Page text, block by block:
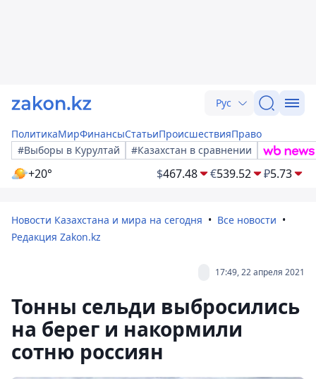
Рус
ПолитикаМирФинансыСтатьиПроисшествияПраво
#Выборы в Курултай
#Казахстан в сравнении
+20° $467.48 €539.52 ₽5.73
Новости Казахстана и мира на сегодня
Все новости
Редакция Zakon.kz
17:49, 22 апреля 2021
Тонны сельди выбросились
на берег и накормили
сотню россиян